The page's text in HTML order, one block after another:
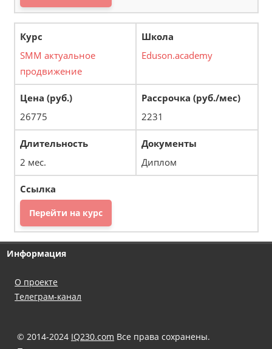
SMM актуальное
продвижение
Eduson.academy
26775 2231
2 мес. Диплом
Перейти на курс
Информация
О проекте
Телеграм-канал
© 2014-2024 IQ230.com Все права сохранены.